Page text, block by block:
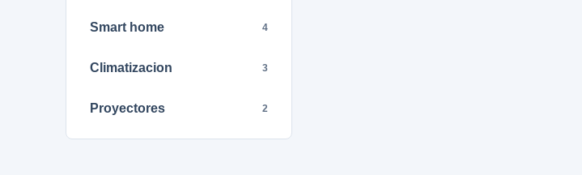
Smart home 4
Climatizacion 3
Proyectores 2